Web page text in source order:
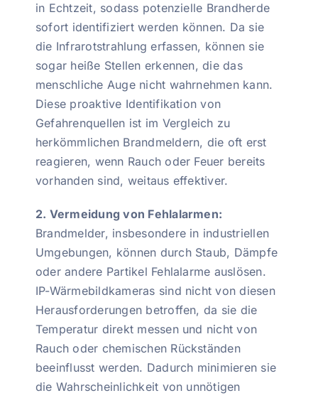
in Echtzeit, sodass potenzielle Brandherde
sofort identifiziert werden können. Da sie
die Infrarotstrahlung erfassen, können sie
sogar heiße Stellen erkennen, die das
menschliche Auge nicht wahrnehmen kann.
Diese proaktive Identifikation von
Gefahrenquellen ist im Vergleich zu
herkömmlichen Brandmeldern, die oft erst
reagieren, wenn Rauch oder Feuer bereits
vorhanden sind, weitaus effektiver.
2. Vermeidung von Fehlalarmen:
Brandmelder, insbesondere in industriellen
Umgebungen, können durch Staub, Dämpfe
oder andere Partikel Fehlalarme auslösen.
IP-Wärmebildkameras sind nicht von diesen
Herausforderungen betroffen, da sie die
Temperatur direkt messen und nicht von
Rauch oder chemischen Rückständen
beeinflusst werden. Dadurch minimieren sie
die Wahrscheinlichkeit von unnötigen